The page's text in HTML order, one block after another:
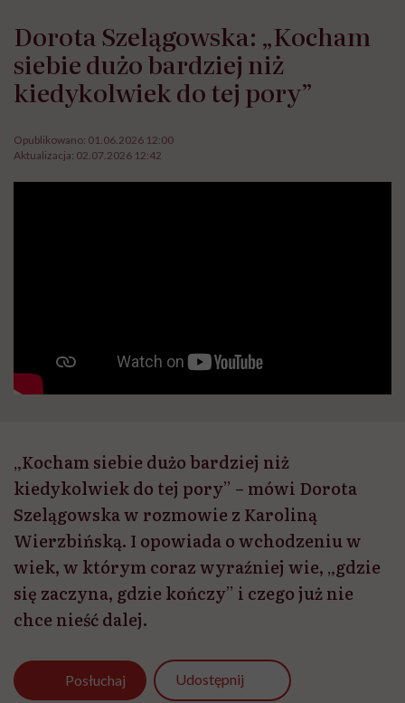
Dorota Szelągowska: „Kocham
siebie dużo bardziej niż
kiedykolwiek do tej pory”
Opublikowano: 01.06.2026 12:00
Aktualizacja: 02.07.2026 12:42
„Kocham siebie dużo bardziej niż
kiedykolwiek do tej pory” – mówi Dorota
Szelągowska w rozmowie z Karoliną
Wierzbińską. I opowiada o wchodzeniu w
wiek, w którym coraz wyraźniej wie, „gdzie
się zaczyna, gdzie kończy” i czego już nie
chce nieść dalej.
Posłuchaj Udostępnij